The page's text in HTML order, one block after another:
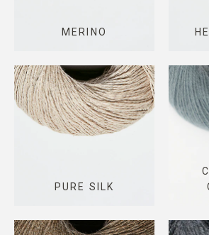
MERINO
PURE SILK